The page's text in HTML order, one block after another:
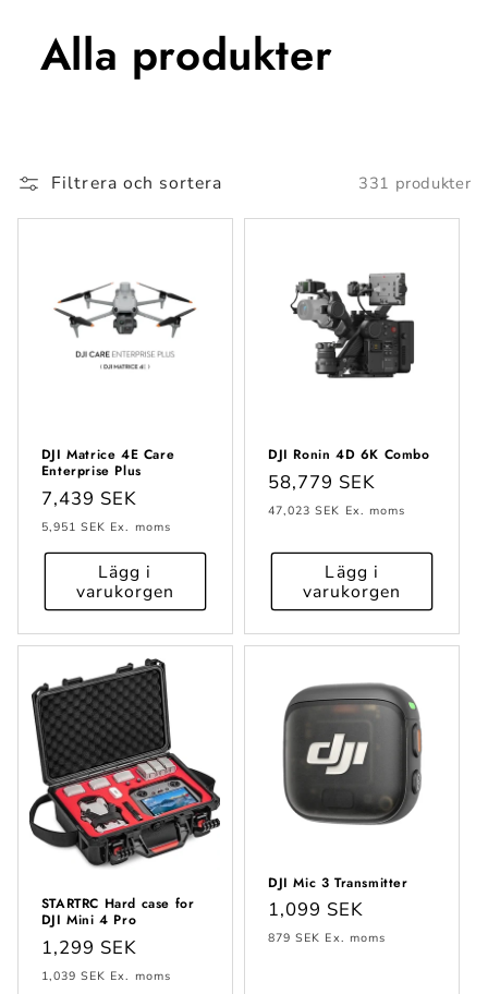
Alla produkter
Filtrera och sortera 331 produkter
DJI Matrice 4E Care
Enterprise Plus
Ordinarie
pris
7,439 SEK
5,951 SEK Ex. moms
Lägg i
varukorgen
DJI Ronin 4D 6K Combo
Ordinarie
pris
58,779 SEK
47,023 SEK Ex. moms
Lägg i
varukorgen
STARTRC Hard case for
DJI Mini 4 Pro
Ordinarie
pris
1,299 SEK
1,039 SEK Ex. moms
DJI Mic 3 Transmitter
Ordinarie
pris
1,099 SEK
879 SEK Ex. moms